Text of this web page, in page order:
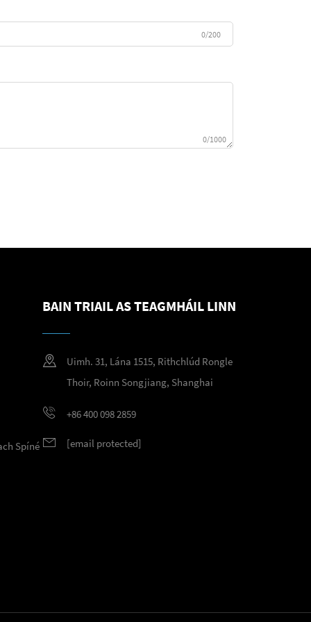
0/200
0/1000
Spíné
BAIN TRIAIL AS TEAGMHÁIL LINN
Uimh. 31, Lána 1515, Rithchlúd Rongle
Thoir, Roinn Songjiang, Shanghai
+86 400 098 2859
[email protected]